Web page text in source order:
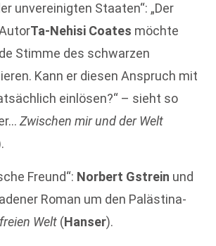
unvereinigten Staaten“: „Der
Ta-Nehisi Coates möchte
Stimme des schwarzen
Kann er diesen Anspruch mit
einlösen?“ – sieht so
Zwischen mir und der Welt
Freund“: Norbert Gstrein und
Roman um den Palästina-
Welt (Hanser).